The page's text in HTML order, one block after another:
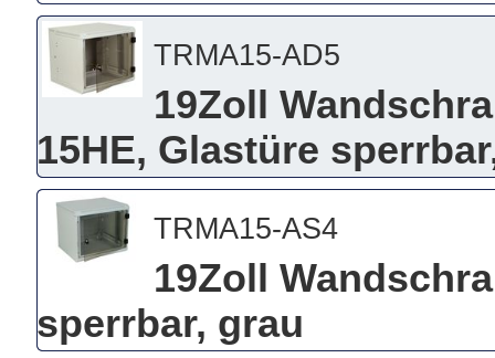
TRMA15-AD5
19Zoll
15HE, Glastüre
TRMA15-AS4
19Zoll
sperrbar, grau